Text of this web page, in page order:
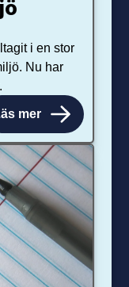
i en stor
Nu har
mer